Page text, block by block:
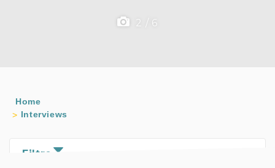
F 2 / 6
Home
Interviews
Filtre